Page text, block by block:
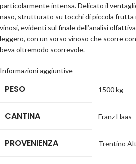
particolarmente intensa. Delicato il
naso, strutturato su tocchi di piccola frutta
vinosi, evidenti sul finale dell’analisi
leggero, con un sorso vinoso che scorre
beva oltremodo scorrevole.
Informazioni aggiuntive
PESO 1500 kg
CANTINA Franz Haas
PROVENIENZA Trentino